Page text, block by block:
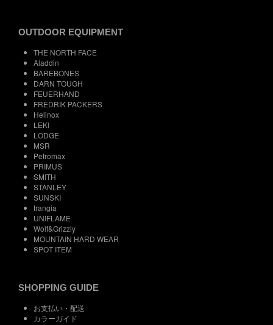
OUTDOOR EQUIPMENT
THE NORTH FACE
Aladdin
BAREBONES
DARN TOUGH
FEUERHAND
FREDRIK PACKERS
Helinox
LEKI
LODGE
MSR
Petromax
PRIMUS
SMITH
STANLEY
SUNSKI
trangia
UNIFLAME
Wolf&Grizzly
MOUNTAIN HARD WEAR
SPOT ITEM
SHOPPING GUIDE
お支払い・配送
カラーガイド